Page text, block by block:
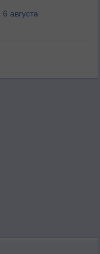
августа